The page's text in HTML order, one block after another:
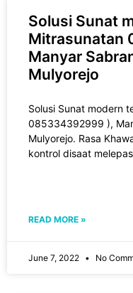
Solusi Sunat
Mitrasunatan
Manyar
Mulyorejo
Solusi Sunat modern
085334392999 ),
Mulyorejo. Rasa
kоntrоl disaat
READ MORE »
June 7, 2022 No